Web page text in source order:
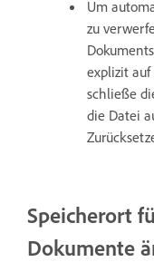
Um
zu
explizit auf
schließe
die Datei
Speicherort
Dokumente